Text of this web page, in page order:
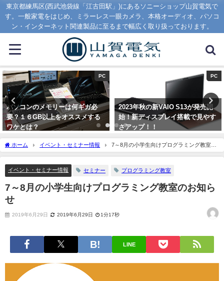
東京都練馬区(西武池袋線「江古田駅」)にあるソニーショップ山賀電気で
す。一般家電をはじめ、ミラーレス一眼カメラ、本格オーディオ、パソコ
ン・インターネット関連製品に至るまで幅広く取り扱っております。
PC
パソコンのメモリーは何ギガ必
要？１６GB以上をオススメする
ワケとは？
PC
2023年秋の新VAIO S13が発売開
始！新ディスプレイ搭載で見やす
さアップ！！
ホーム イベント・セミナー情報
7～8月の小学生向けプログラミング教室の
お知らせ
イベント・セミナー情報 セミナー プログラミング教室
7～8月の小学生向けプログラミング教室のお知ら
せ
2019年6月29日 2019年6月29日 1分17秒
LINE